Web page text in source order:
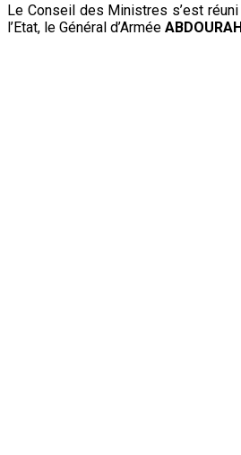
Le Conseil des Ministres s’est
l’Etat, le Général d’Armée